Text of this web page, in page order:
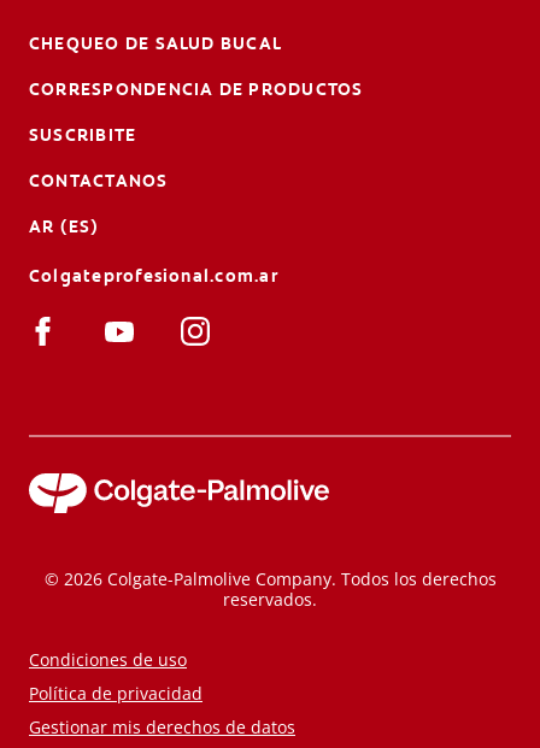
CHEQUEO DE SALUD BUCAL
CORRESPONDENCIA DE PRODUCTOS
SUSCRIBITE
CONTACTANOS
AR (ES)
Colgateprofesional.com.ar
© 2026 Colgate-Palmolive Company. Todos los derechos
reservados.
Condiciones de uso
Política de privacidad
Gestionar mis derechos de datos